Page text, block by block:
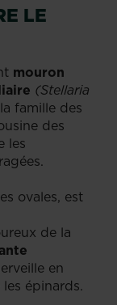
LE
mouron
(Stellaria
famille des
des
les
ovales, est
de la
en
épinards.